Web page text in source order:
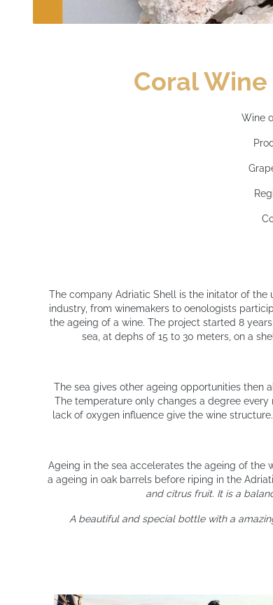
Coral
Wine
The company Adriatic Shell is the initator of
industry, from winemakers to oenologists
the ageing of a wine. The project started 8
sea, at dephs of 15 to 30 meters, on a
The sea gives other ageing opportunities then
The temperature only changes a degree
lack of oxygen influence give the wine
Ageing in the sea accelerates the ageing of the
a ageing in oak barrels before riping in the
and citrus fruit. It is a
A beautiful and special bottle with a